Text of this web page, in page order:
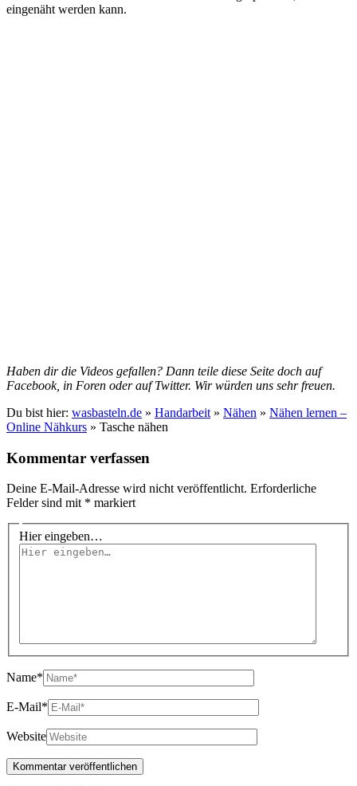
eingenäht werden kann.
Haben dir die Videos gefallen? Dann teile diese Seite doch auf
Facebook, in Foren oder auf Twitter. Wir würden uns sehr freuen.
Du bist hier: wasbasteln.de » Handarbeit » Nähen » Nähen lernen –
Online Nähkurs » Tasche nähen
Kommentar verfassen
Deine E-Mail-Adresse wird nicht veröffentlicht. Erforderliche
Felder sind mit * markiert
Hier eingeben…
Name*
E-Mail*
Website